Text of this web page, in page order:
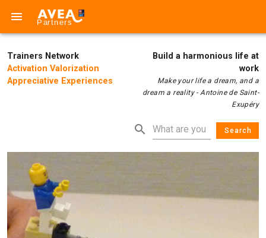
Trainers Network
Activation Valorization
Appreciative Experiences
Build a harmonious life at
work
Make your life a dream, and a
dream a reality - Antoine de Saint-
Exupéry
Search